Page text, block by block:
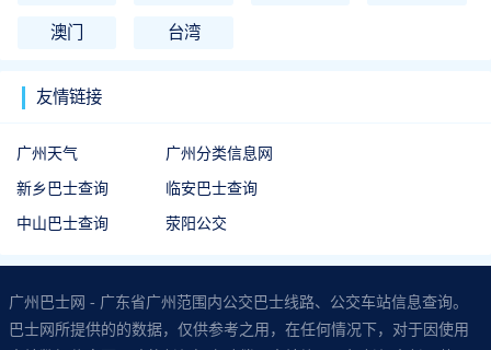
澳门 台湾
友情链接
广州天气 广州分类信息网
新乡巴士查询 临安巴士查询
中山巴士查询 荥阳公交
广州巴士网 - 广东省广州范围内公交巴士线路、公交车站信息查询。
巴士网所提供的的数据，仅供参考之用，在任何情况下，对于因使用